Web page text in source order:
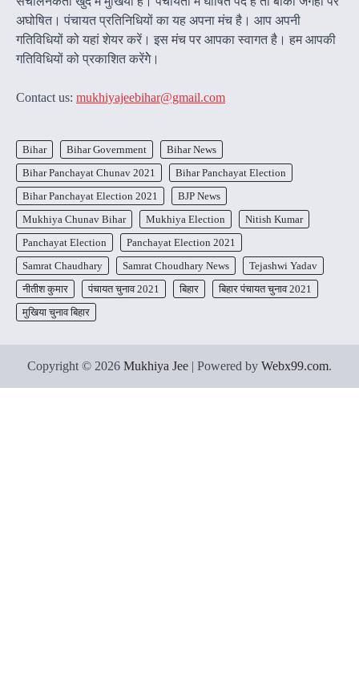
अघोषित। पंचायत प्रतिनिधियों का यह अपना मंच है। आप अपनी
गतिविधियों को यहां शेयर करें। इस मंच पर आपका स्वागत है। हम आपकी
गतिविधियों को प्रकाशित करेंगेे।
Contact us: mukhiyajeebihar@gmail.com
Bihar Bihar Government
Bihar News
Bihar Panchayat Chunav 2021
Bihar Panchayat Election
Bihar Panchayat Election 2021
BJP News
Mukhiya Chunav Bihar
Mukhiya Election
Nitish Kumar
Panchayat Election
Panchayat Election 2021
Samrat Chaudhary
Samrat Choudhary News
Tejashwi Yadav
नीतीश कुमार
पंचायत चुनाव 2021 बिहार
बिहार पंचायत चुनाव 2021
मुखिया चुनाव बिहार
Copyright © 2026 Mukhiya Jee | Powered by Webx99.com.